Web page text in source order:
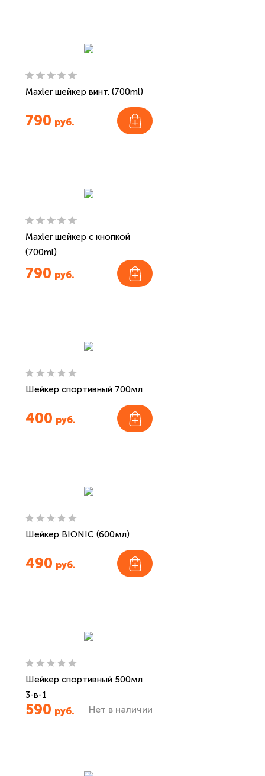
Maxler шейкер винт. (700ml)
790 руб.
Maxler шейкер с кнопкой
(700ml)
790 руб.
Шейкер спортивный 700мл
400 руб.
Шейкер BIONIC (600мл)
490 руб.
Шейкер спортивный 500мл
3-в-1
590 руб. Нет в наличии